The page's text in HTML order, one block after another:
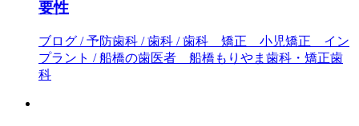
要性
ブログ / 予防歯科 / 歯科 / 歯科 矯正 小児矯正 イン
プラント / 船橋の歯医者 船橋もりやま歯科・矯正歯
科